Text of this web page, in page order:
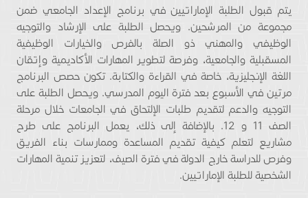
يتم قبول الطلبة الإماراتيين في برنامج الإعداد الجامعي ضمن
مجموعة من المرشحين. ويحصل الطلبة على الإرشاد والتوجيه
الوظيفي والمهني ذو الصلة بالفرص والخيارات الوظيفية
المسقبلية والجامعية، وفرصة لتطوير المهارات الأكاديمية وإتقان
اللغة الإنجليزية، خاصة في القراءة والكتابة. تكون حصص البرنامج
مرتين في الأسبوع بعد فترة اليوم المدرسي. ويحصل الطلبة على
التوجيه والدعم لتقديم طلبات الإلتحاق في الجامعات خلال مرحلة
الصف 11 و 12. بالإضافة إلى ذلك، يعمل البرنامج على طرح
مشاريع لتعلم كيفية تقديم المساعدة وممارسات بناء الفريق
وفرص للدراسة خارج الدولة في فترة الصيف، لتعزيز تنمية المهارات
الشخصية للطلبة الإماراتيين.